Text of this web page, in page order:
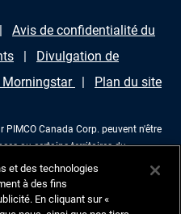
Avis de confidentialité du
Divulgation de
Morningstar Plan du site
PIMCO Canada Corp. peuvent n'être
ou certains territoires du
de revendeurs agréés à cet effet.
être reproduite sous aucune forme
publication, sans permission
et des technologies
à des fins
En cliquant sur «